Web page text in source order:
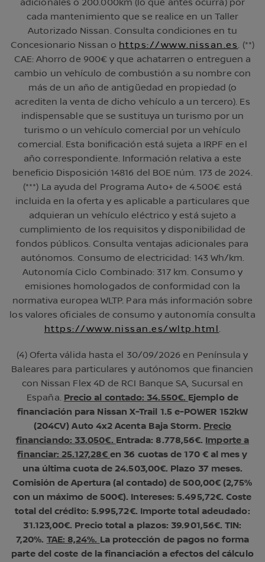
adicionales o 200.000km (lo que antes ocurra) por
cada mantenimiento que se realice en un Taller
Autorizado Nissan. Consulta condiciones en tu
Concesionario Nissan o https://www.nissan.es. (**)
CAE: Ahorro de 900€ y que achatarren o entreguen a
cambio un vehículo de combustión a su nombre con
más de un año de antigüedad en propiedad (o
acrediten la venta de dicho vehículo a un tercero). Es
indispensable que se sustituya un turismo por un
turismo o un vehículo comercial por un vehículo
comercial. Esta bonificación está sujeta a IRPF en el
año correspondiente. Información relativa a este
beneficio Disposición 14816 del BOE núm. 173 de 2024.
(***) La ayuda del Programa Auto+ de 4.500€ está
incluida en la oferta y es aplicable a particulares que
adquieran un vehículo eléctrico y está sujeto a
cumplimiento de los requisitos y disponibilidad de
fondos públicos. Consulta ventajas adicionales para
autónomos. Consumo de electricidad: 143 Wh/km.
Autonomía Ciclo Combinado: 317 km. Consumo y
emisiones homologados de conformidad con la
normativa europea WLTP. Para más información sobre
los valores oficiales de consumo y autonomía consulta
https://www.nissan.es/wltp.html.
(4) Oferta válida hasta el 30/09/2026 en Península y
Baleares para particulares y autónomos que financien
con Nissan Flex 4D de RCI Banque SA, Sucursal en
España. Precio al contado: 34.550€. Ejemplo de
financiación para Nissan X-Trail 1.5 e-POWER 152kW
(204CV) Auto 4x2 Acenta Baja Storm. Precio
financiando: 33.050€. Entrada: 8.778,56€. Importe a
financiar: 25.127,28€en 36 cuotas de 170 € al mes y
una última cuota de 24.503,00€. Plazo 37 meses.
Comisión de Apertura (al contado) de 500,00€ (2,75%
con un máximo de 500€). Intereses: 5.495,72€. Coste
total del crédito: 5.995,72€. Importe total adeudado:
31.123,00€. Precio total a plazos: 39.901,56€. TIN:
7,20%. TAE: 8,24%. La protección de pagos no forma
parte del coste de la financiación a efectos del cálculo